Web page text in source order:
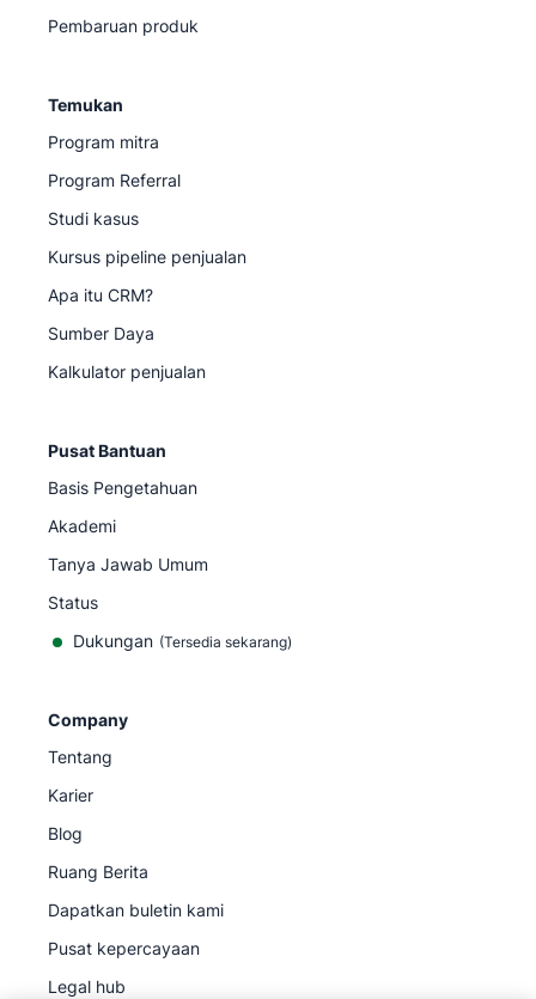
Pembaruan produk
Temukan
Program mitra
Program Referral
Studi kasus
Kursus pipeline penjualan
Apa itu CRM?
Sumber Daya
Kalkulator penjualan
Pusat Bantuan
Basis Pengetahuan
Akademi
Tanya Jawab Umum
Status
Dukungan (Tersedia sekarang)
Company
Tentang
Karier
Blog
Ruang Berita
Dapatkan buletin kami
Pusat kepercayaan
Legal hub